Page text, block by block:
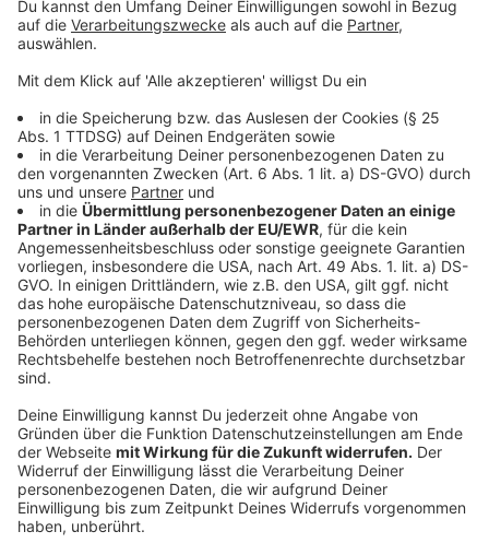
Anzeige
Wer den Zweiten Weltkrieg als Kind noch miterlebt
hat, erinnert sich wahrscheinlich noch daran, wie die
Menschen bei Sirenengeheul in die Luftschutzbunker
flüchteten. In manchen Dörfern denkt die Bevölkerung
aber, wenn die Sirene ertönt, nur an die Feuerwehr, die
damit ihre Leute zusammentrommelt. Wer jung und in
Berlin aufgewachsen ist, wo es bis vor kurzem gar
keine Sirenen mehr gab, dürfte den Klang gar nicht
kennen. Daran wird sich auch diese Woche nichts
ändern. Die Verwaltung der Hauptstadt teilt mit: «Die
Sirenen, die aktuell in Berlin errichtet werden, können
zum Warntag noch nicht angesteuert werden.» Im
Ernstfall sollte man sich, wenn per Sirene gewarnt
wird, aktiv um Informationen bemühen - beispielsweise
das Radio einschalten.
Anzeige